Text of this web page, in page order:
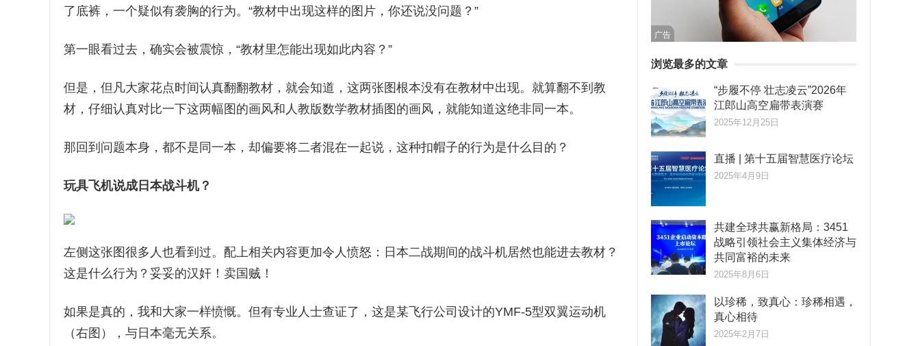
了底裤，一个疑似有袭胸的行为。“教材中出现这样的图片，你还说没问题？”
第一眼看过去，确实会被震惊，“教材里怎能出现如此内容？”
但是，但凡大家花点时间认真翻翻教材，就会知道，这两张图根本没有在教材中出现。就算翻不到教
材，仔细认真对比一下这两幅图的画风和人教版数学教材插图的画风，就能知道这绝非同一本。
那回到问题本身，都不是同一本，却偏要将二者混在一起说，这种扣帽子的行为是什么目的？
玩具飞机说成日本战斗机？
左侧这张图很多人也看到过。配上相关内容更加令人愤怒：日本二战期间的战斗机居然也能进去教材？
这是什么行为？妥妥的汉奸！卖国贼！
如果是真的，我和大家一样愤慨。但有专业人士查证了，这是某飞行公司设计的YMF-5型双翼运动机
（右图），与日本毫无关系。
广告
浏览最多的文章
“步履不停 壮志凌云”2026年
江郎山高空扁带表演赛
2025年12月25日
直播 | 第十五届智慧医疗论坛
2025年4月9日
共建全球共赢新格局：3451
战略引领社会主义集体经济与
共同富裕的未来
2025年8月6日
以珍稀，致真心：珍稀相遇，
真心相待
2025年2月7日